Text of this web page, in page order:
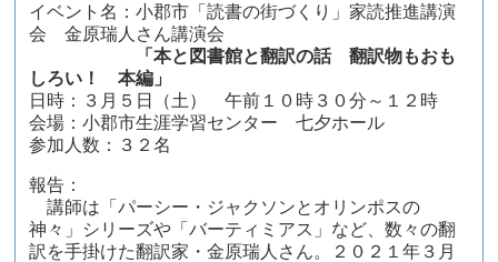
イベント名：小郡市「読書の街づくり」家読推進講演
会 金原瑞人さん講演会
「本と図書館と翻訳の話 翻訳物もおも
しろい！ 本編」
日時：３月５日（土） 午前１０時３０分～１２時
会場：小郡市生涯学習センター 七夕ホール
参加人数：３２名
報告：
講師は「パーシー・ジャクソンとオリンポスの
神々」シリーズや「バーティミアス」など、数々の翻
訳を手掛けた翻訳家・金原瑞人さん。２０２１年３月